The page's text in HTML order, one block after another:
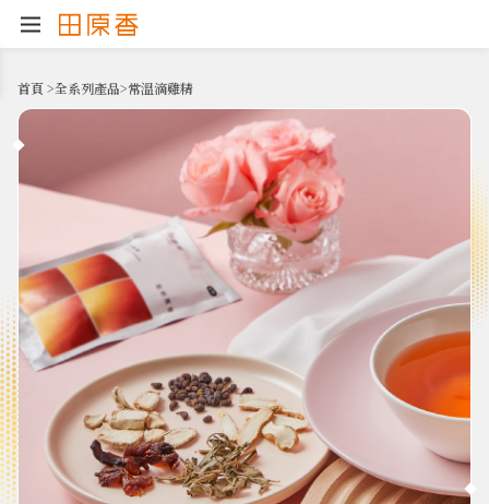
首頁>全系列產品>常溫滴雞精